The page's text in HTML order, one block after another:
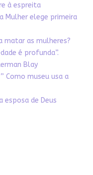
à espreita
Mulher elege primeira
matar as mulheres?
é profunda”.
Blay
Como museu usa a
esposa de Deus